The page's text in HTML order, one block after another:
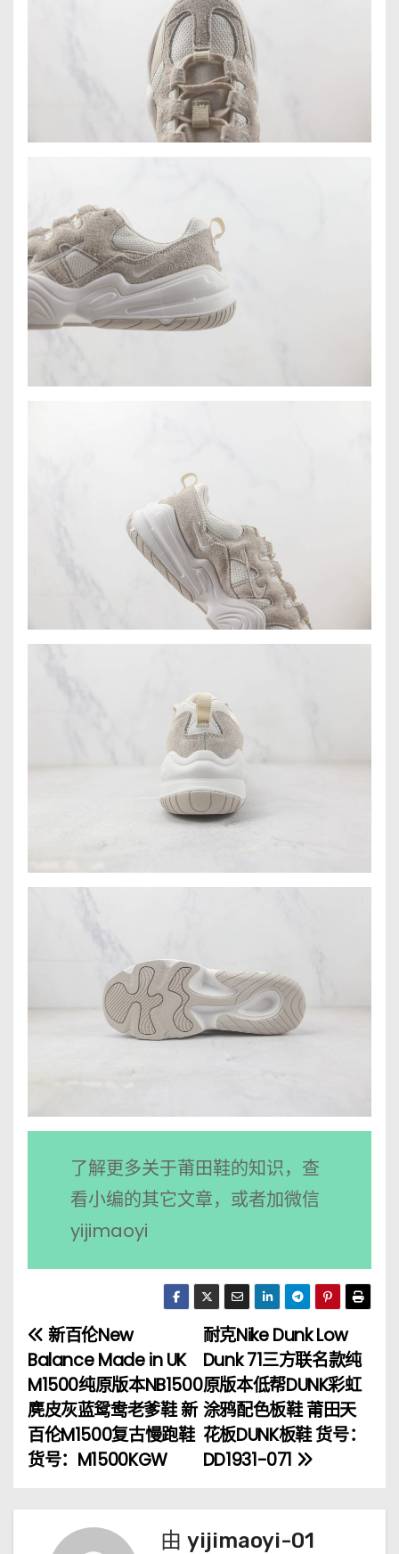
了解更多关于莆田鞋的知识，查
看小编的其它文章，或者加微信
yijimaoyi
文
章
导
航
耐克Nike Dunk Low
Dunk 71三方联名款纯
原版本低帮DUNK彩虹
涂鸦配色板鞋 莆田天
花板DUNK板鞋 货号：
DD1931-071
新百伦New
Balance Made in UK
M1500纯原版本NB1500
麂皮灰蓝鸳鸯老爹鞋 新
百伦M1500复古慢跑鞋
货号：M1500KGW
由 yijimaoyi-01